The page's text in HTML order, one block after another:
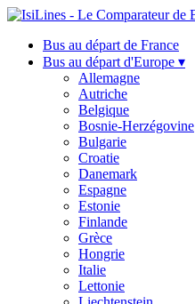
Bus au départ de France
Bus au départ d'Europe ▾
Allemagne
Autriche
Belgique
Bosnie-Herzégovine
Bulgarie
Croatie
Danemark
Espagne
Estonie
Finlande
Grèce
Hongrie
Italie
Lettonie